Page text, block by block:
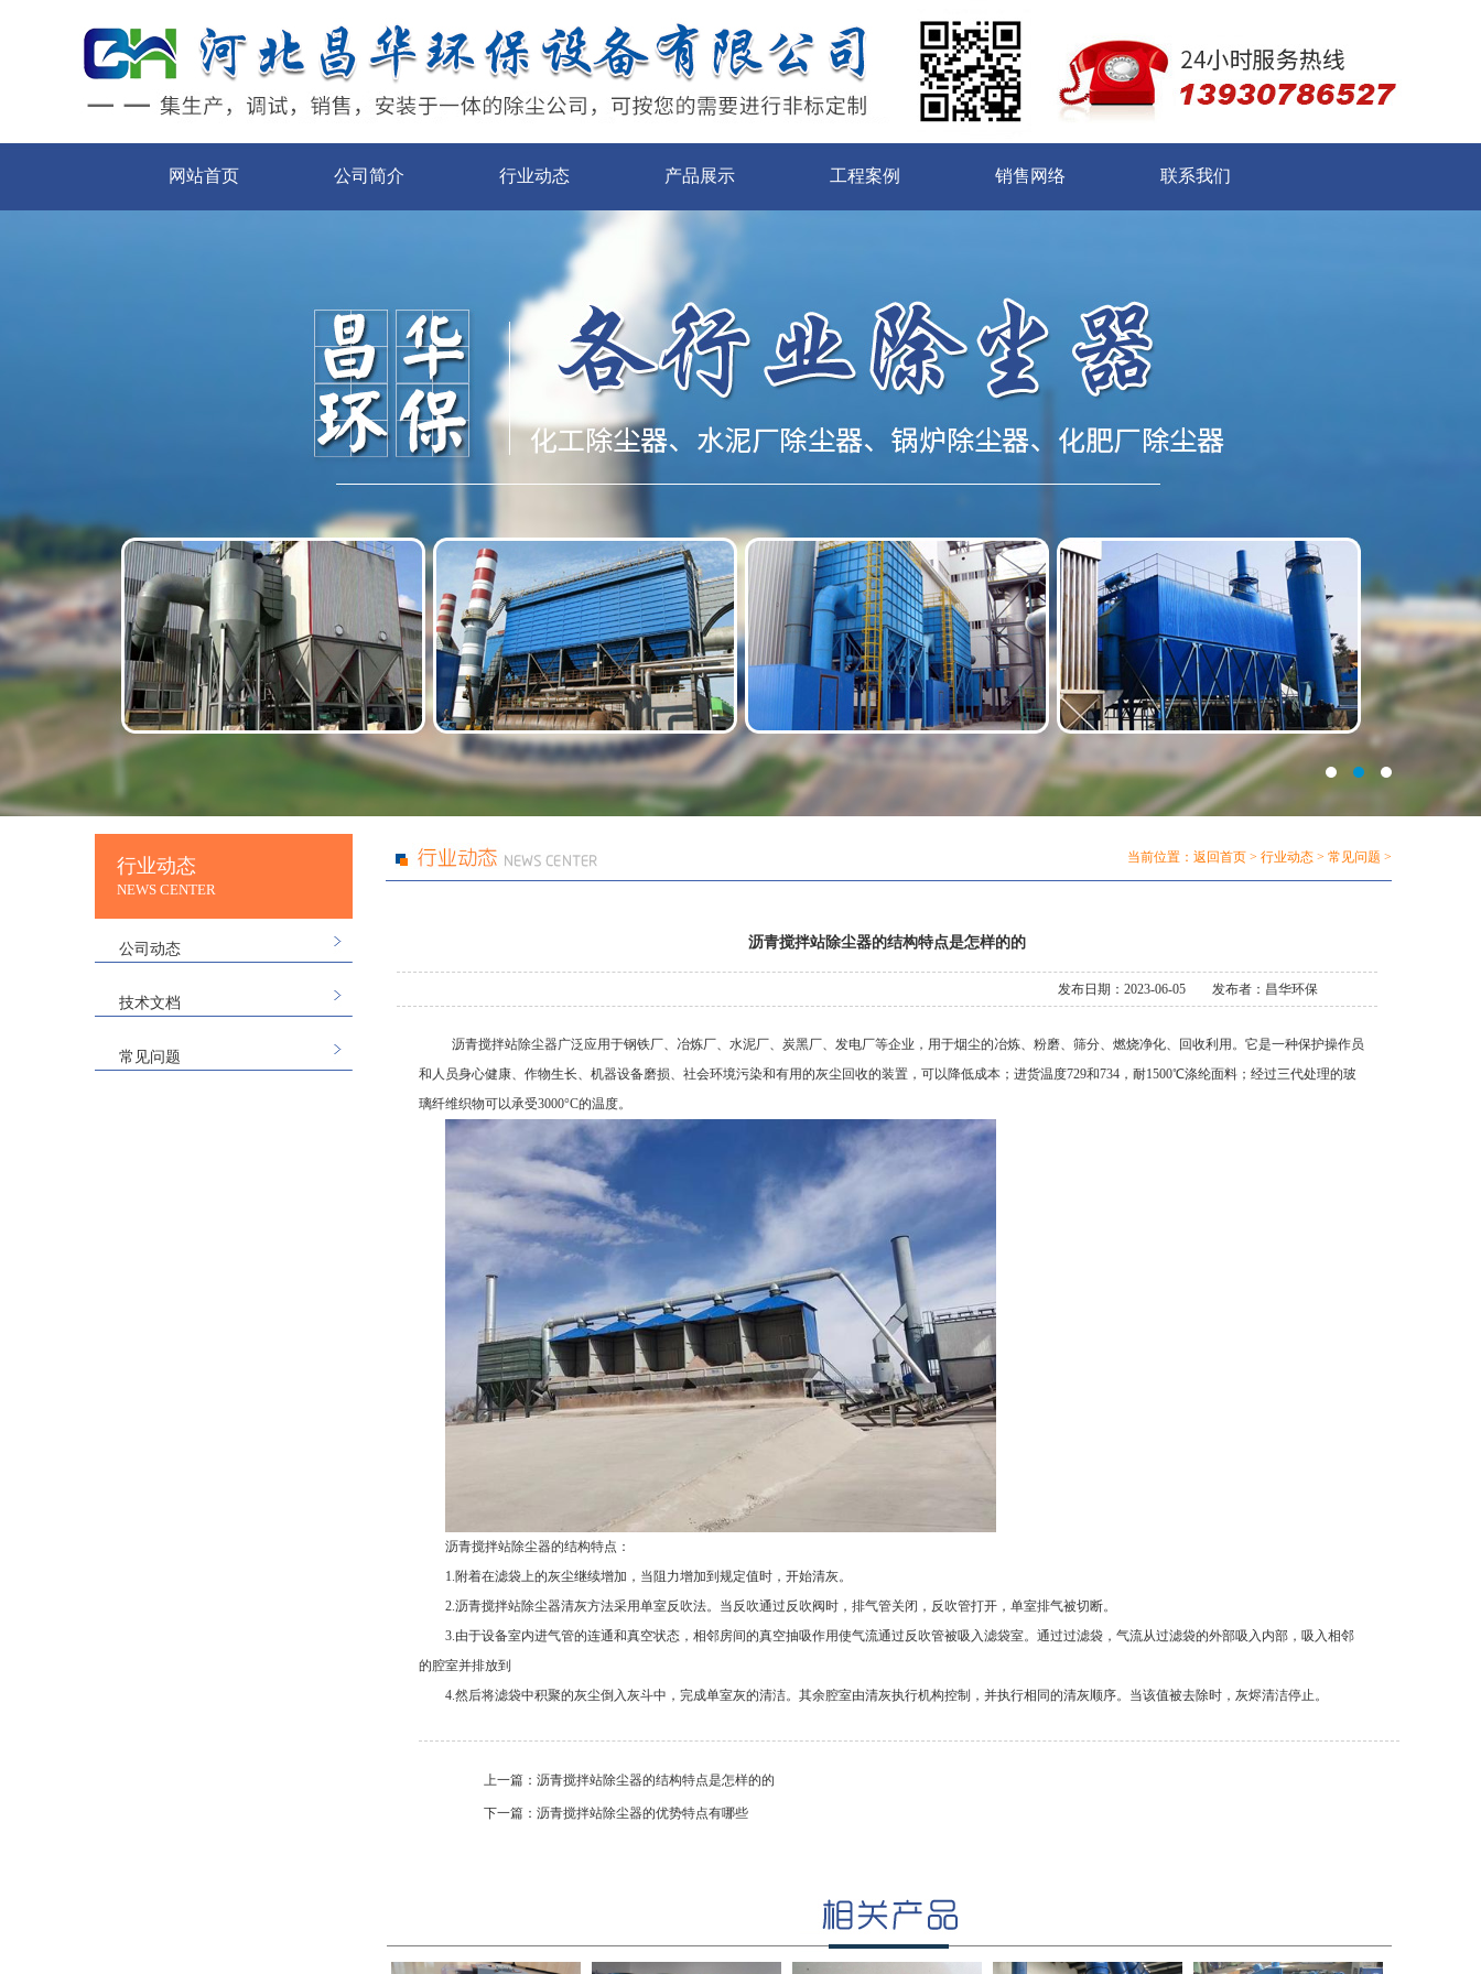
网站首页 公司简介 行业动态 产品展示 工程案例 销售网络 联系我们
行业动态
NEWS CENTER
公司动态
技术文档
常见问题
当前位置： 返回首页 > 行业动态 > 常见问题 >
沥青搅拌站除尘器的结构特点是怎样的的
发布者：昌华环保
发布日期：2023-06-05
沥青搅拌站除尘器广泛应用于钢铁厂、冶炼厂、水泥厂、炭黑厂、发电厂等企业，用于烟尘的冶炼、粉磨、筛分、燃烧净化、回收利用。它是一种保护操作员
和人员身心健康、作物生长、机器设备磨损、社会环境污染和有用的灰尘回收的装置，可以降低成本；进货温度729和734，耐1500℃涤纶面料；经过三代处理的玻
璃纤维织物可以承受3000°C的温度。
沥青搅拌站除尘器的结构特点：
1.附着在滤袋上的灰尘继续增加，当阻力增加到规定值时，开始清灰。
2.沥青搅拌站除尘器清灰方法采用单室反吹法。当反吹通过反吹阀时，排气管关闭，反吹管打开，单室排气被切断。
3.由于设备室内进气管的连通和真空状态，相邻房间的真空抽吸作用使气流通过反吹管被吸入滤袋室。通过过滤袋，气流从过滤袋的外部吸入内部，吸入相邻
的腔室并排放到
4.然后将滤袋中积聚的灰尘倒入灰斗中，完成单室灰的清洁。其余腔室由清灰执行机构控制，并执行相同的清灰顺序。当该值被去除时，灰烬清洁停止。
上一篇： 沥青搅拌站除尘器的结构特点是怎样的的
下一篇： 沥青搅拌站除尘器的优势特点有哪些